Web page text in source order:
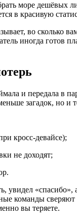
море дешёвых
в красивую
во
иногда готов
и передала
загадок, но и
кросс-девайсе);
не доходят;
команды
вы теряете.